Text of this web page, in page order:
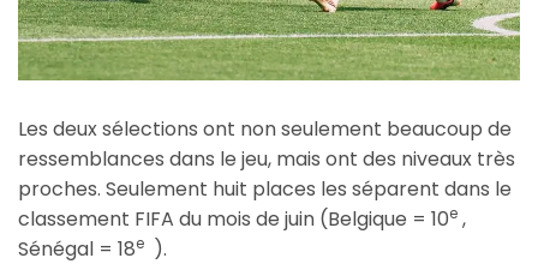
Les deux sélections ont non seulement beaucoup de
ressemblances dans le jeu, mais ont des niveaux très
proches. Seulement huit places les séparent dans le
classement FIFA du mois de juin (Belgique = 10e ,
Sénégal = 18e ).